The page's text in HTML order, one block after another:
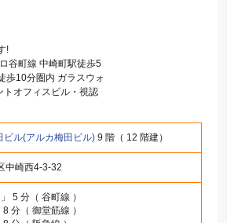
!
谷町線 中崎町駅徒歩5
歩10分圏内 ガラスウォ
トオフィスビル・視認
ビル(アルカ梅田ビル) 9 階（ 12 階建）
中崎西4-3-32
」 5 分（ 谷町線 ）
8 分（ 御堂筋線 ）